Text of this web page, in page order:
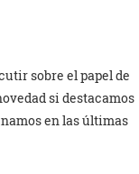
sobre el papel de
si destacamos
en las últimas